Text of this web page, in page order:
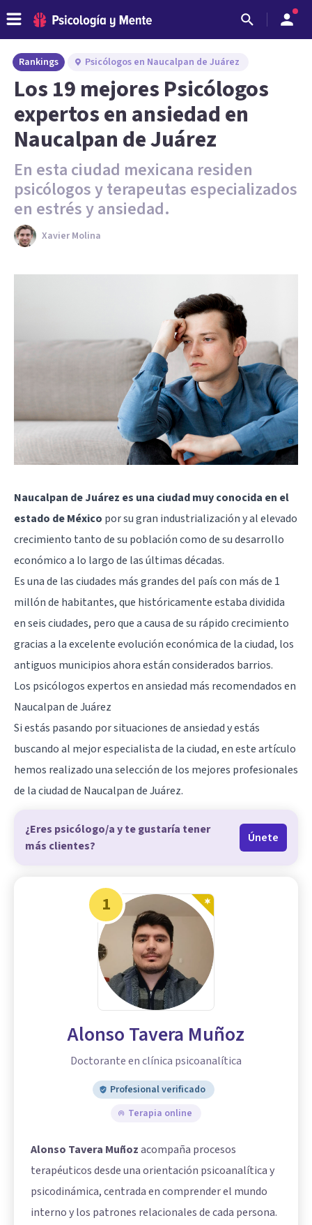
Rankings Psicólogos en Naucalpan de Juárez
Los 19 mejores Psicólogos
expertos en ansiedad en
Naucalpan de Juárez
En esta ciudad mexicana residen
psicólogos y terapeutas especializados
en estrés y ansiedad.
Xavier Molina
Naucalpan de Juárez es una ciudad muy conocida en el
estado de México por su gran industrialización y al elevado
crecimiento tanto de su población como de su desarrollo
económico a lo largo de las últimas décadas.
Es una de las ciudades más grandes del país con más de 1
millón de habitantes, que históricamente estaba dividida
en seis ciudades, pero que a causa de su rápido crecimiento
gracias a la excelente evolución económica de la ciudad, los
antiguos municipios ahora están considerados barrios.
Los psicólogos expertos en ansiedad más recomendados en
Naucalpan de Juárez
Si estás pasando por situaciones de ansiedad y estás
buscando al mejor especialista de la ciudad, en este artículo
hemos realizado una selección de los mejores profesionales
de la ciudad de Naucalpan de Juárez.
¿Eres psicólogo/a y te gustaría tener
más clientes?
Únete
1
Alonso Tavera Muñoz
Doctorante en clínica psicoanalítica
Profesional verificado
Terapia online
Alonso Tavera Muñozacompaña procesos
terapéuticos desde una orientación psicoanalítica y
psicodinámica, centrada en comprender el mundo
interno y los patrones relacionales de cada persona.